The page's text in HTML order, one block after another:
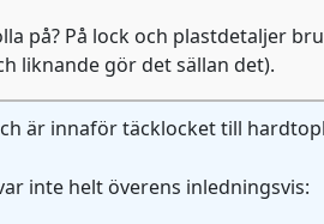
på? På lock och plastdetaljer
liknande gör det sällan det).
är innaför täcklocket till
inte helt överens inledningsvis: